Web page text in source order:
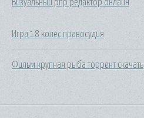
Визуальный php редактор онлайн
Игра 18 колес правосудия
Фильм крупная рыба торрент скачать